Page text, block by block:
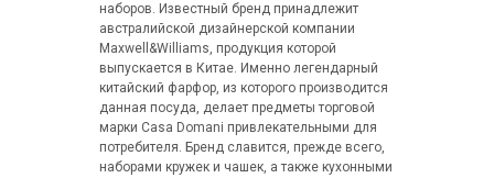
наборов. Известный бренд принадлежит
австралийской дизайнерской компании
Maxwell&Williams, продукция которой
выпускается в Китае. Именно легендарный
китайский фарфор, из которого производится
данная посуда, делает предметы торговой
марки Casa Domani привлекательными для
потребителя. Бренд славится, прежде всего,
наборами кружек и чашек, а также кухонными